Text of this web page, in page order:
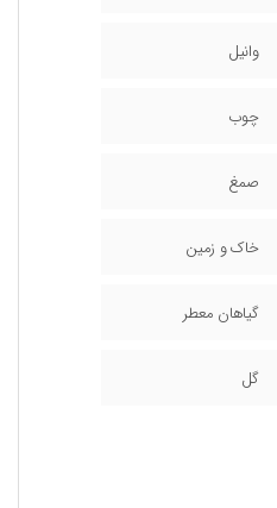
وانیل
چوب
صمغ
خاک و زمین
گیاهان معطر
گل